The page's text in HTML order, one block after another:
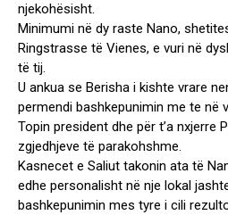
njekohësisht.
Minimumi në dy raste Nano,
Ringstrasse të Vienes, e vuri në
të tij.
U ankua se Berisha i kishte vrare
permendi bashkepunimin me te në
Topin president dhe për t’a nxjerre
zgjedhjeve të parakohshme.
Kasnecet e Saliut takonin ata të
edhe personalisht në nje lokal
bashkepunimin mes tyre i cili